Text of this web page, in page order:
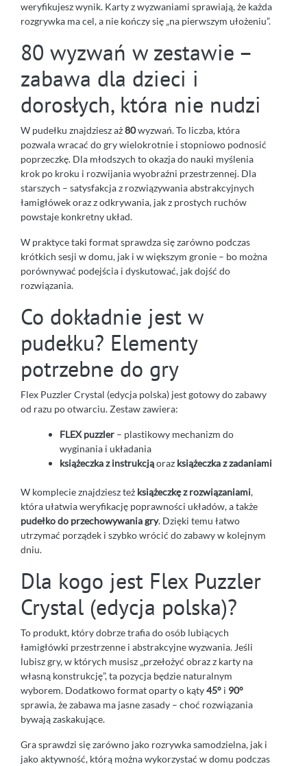
weryfikujesz wynik. Karty z wyzwaniami sprawiają, że każda
rozgrywka ma cel, a nie kończy się „na pierwszym ułożeniu”.
80 wyzwań w zestawie –
zabawa dla dzieci i
dorosłych, która nie nudzi
W pudełku znajdziesz aż80wyzwań. To liczba, która
pozwala wracać do gry wielokrotnie i stopniowo podnosić
poprzeczkę. Dla młodszych to okazja do nauki myślenia
krok po kroku i rozwijania wyobraźni przestrzennej. Dla
starszych – satysfakcja z rozwiązywania abstrakcyjnych
łamigłówek oraz z odkrywania, jak z prostych ruchów
powstaje konkretny układ.
W praktyce taki format sprawdza się zarówno podczas
krótkich sesji w domu, jak i w większym gronie – bo można
porównywać podejścia i dyskutować, jak dojść do
rozwiązania.
Co dokładnie jest w
pudełku? Elementy
potrzebne do gry
Flex Puzzler Crystal (edycja polska) jest gotowy do zabawy
od razu po otwarciu. Zestaw zawiera:
FLEX puzzler – plastikowy mechanizm do
wyginania i układania
książeczka z instrukcjąoraz książeczka z zadaniami
W komplecie znajdziesz też książeczkę z rozwiązaniami,
która ułatwia weryfikację poprawności układów, a także
pudełko do przechowywania gry. Dzięki temu łatwo
utrzymać porządek i szybko wrócić do zabawy w kolejnym
dniu.
Dla kogo jest Flex Puzzler
Crystal (edycja polska)?
To produkt, który dobrze trafia do osób lubiących
łamigłówki przestrzenne i abstrakcyjne wyzwania. Jeśli
lubisz gry, w których musisz „przełożyć obraz z karty na
własną konstrukcję”, ta pozycja będzie naturalnym
wyborem. Dodatkowo format oparty o kąty45° i 90°
sprawia, że zabawa ma jasne zasady – choć rozwiązania
bywają zaskakujące.
Gra sprawdzi się zarówno jako rozrywka samodzielna, jak i
jako aktywność, którą można wykorzystać w domu podczas